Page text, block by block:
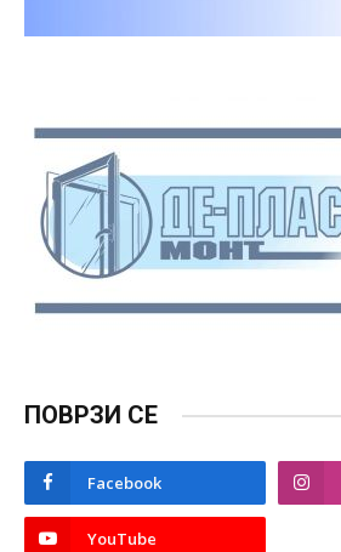
ПОВРЗИ СЕ
Facebook
YouTube